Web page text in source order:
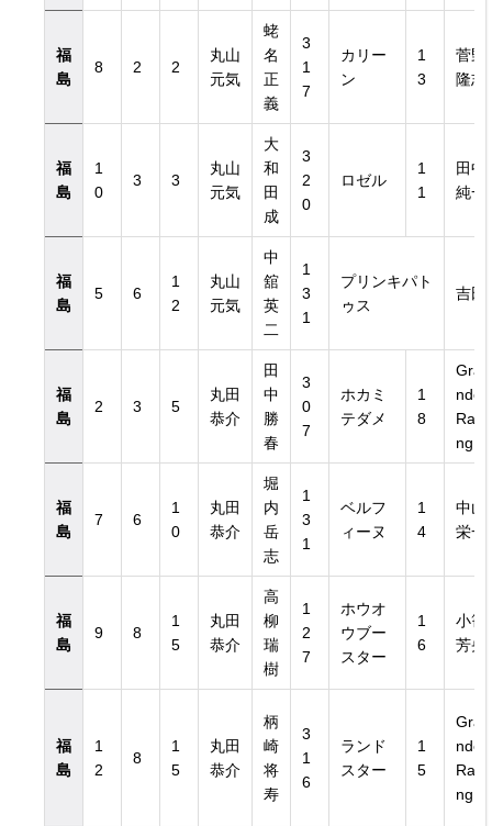
福
島
8 2 2
丸山
元気
蛯
名
正
義
3
1
7
カリー
ン
1
3
菅野
隆志
福
島
1
0
3 3
丸山
元気
大
和
田
成
3
2
0
ロゼル
1
1
田中
純一
福
島
5 6
1
2
丸山
元気
中
舘
英
二
1
3
1
プリンキパト
ゥス
吉田
福
島
2 3 5
丸田
恭介
田
中
勝
春
3
0
7
ホカミ
テダメ
1
8
Gra
nde
Raci
ng
福
島
7 6
1
0
丸田
恭介
堀
内
岳
志
1
3
1
ベルフ
ィーヌ
1
4
中山
栄一
福
島
9 8
1
5
丸田
恭介
高
柳
瑞
樹
1
2
7
ホウオ
ウブー
スター
1
6
小笹
芳央
福
島
1
2
8
1
5
丸田
恭介
柄
崎
将
寿
3
1
6
ランド
スター
1
5
Gra
nde
Raci
ng